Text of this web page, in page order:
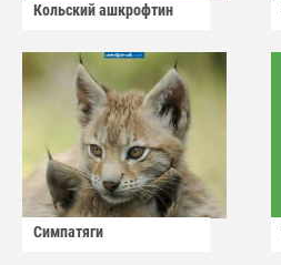
Кольский ашкрофтин
Симпатяги